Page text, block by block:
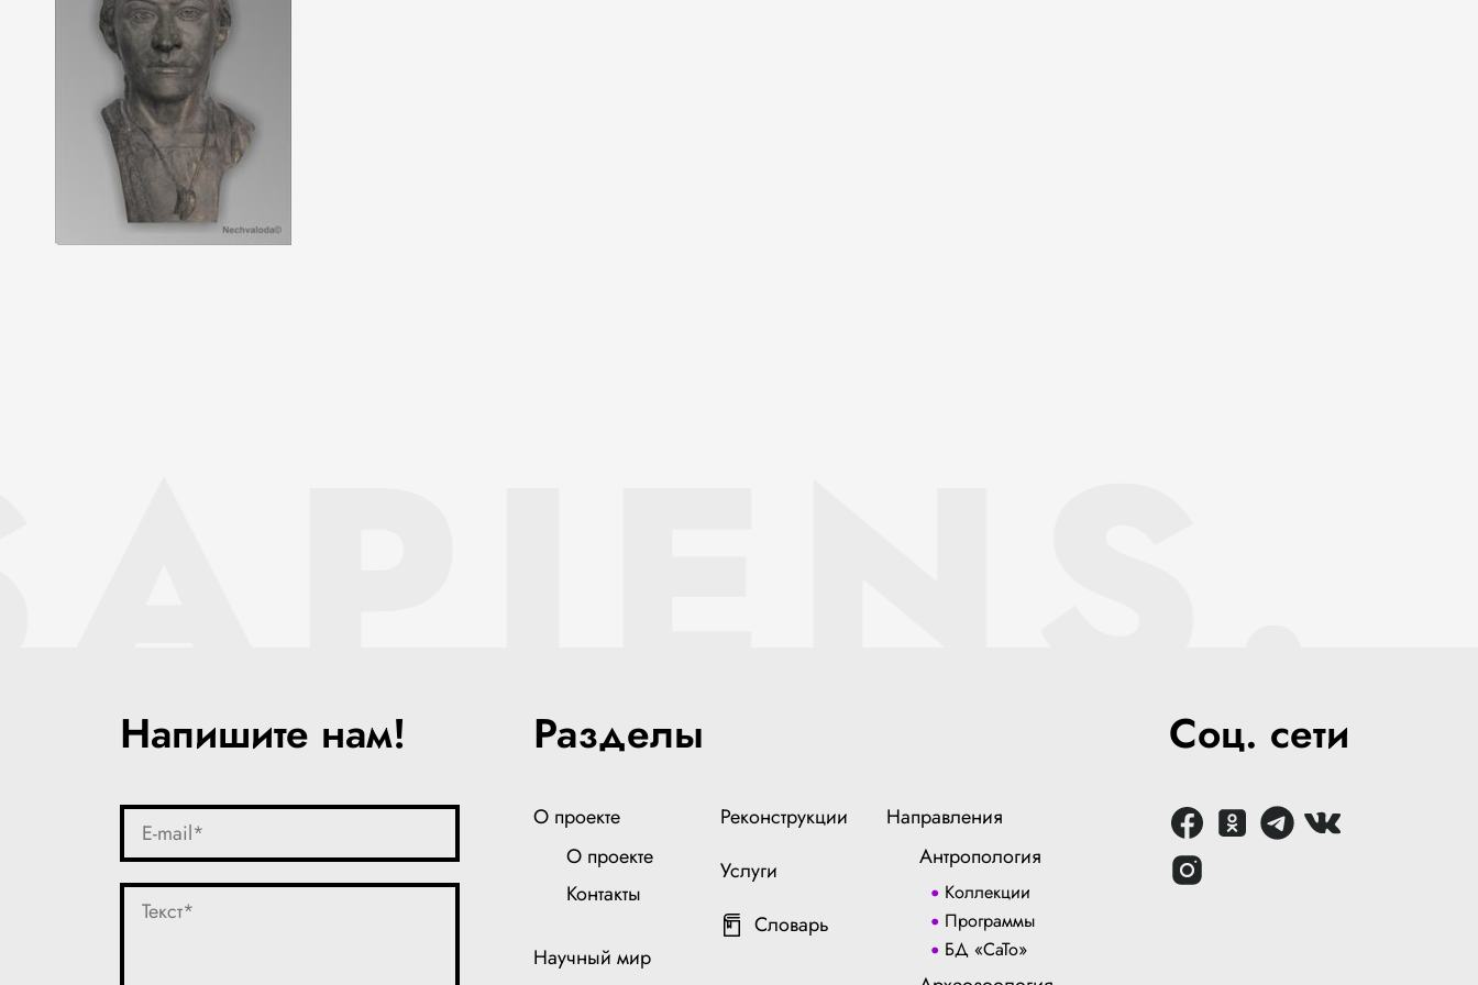
Напишите нам! Разделы
О проекте
О проекте
Контакты
Научный мир
Реконструкции
Услуги
Словарь
Направления
Антропология
Коллекции
Программы
БД «СаТо»
Соц. сети